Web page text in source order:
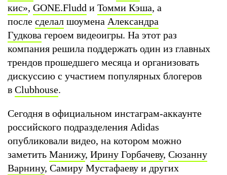
кис», GONE.Fludd и Томми Кэша, а
после сделал шоумена Александра
Гудкова героем видеоигры. На этот раз
компания решила поддержать один из главных
трендов прошедшего месяца и организовать
дискуссию с участием популярных блогеров
в Clubhouse.
Сегодня в официальном инстаграм-аккаунте
российского подразделения Adidas
опубликовали видео, на котором можно
заметить Манижу, Ирину Горбачеву, Сюзанну
Варнину, Самиру Мустафаеву и других